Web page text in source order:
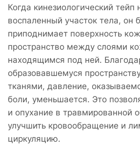
Когда кинезиологический тейп
воспаленный участок тела, он
приподнимает поверхность
пространство между слоями
находящимся под ней.
образовавшемуся
тканями, давление,
боли, уменьшается. Это
и опухание в травмированной
улучшить кровообращение и
циркуляцию.